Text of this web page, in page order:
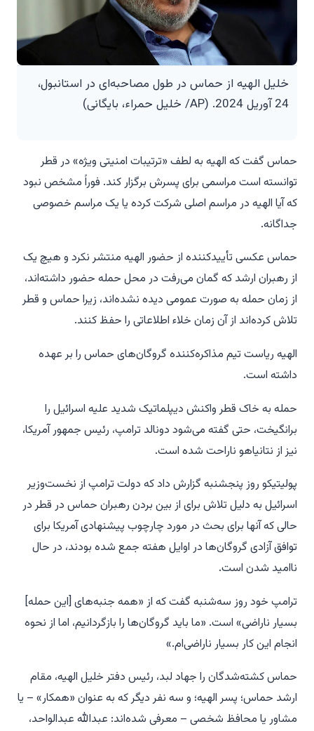
خلیل الهیه از حماس در طول مصاحبه‌ای در استانبول،
24 آوریل 2024. (AP/ خلیل حمراء، بایگانی)
حماس گفت که الهیه به لطف «ترتیبات امنیتی ویژه» در قطر
توانسته است مراسمی برای پسرش برگزار کند. فوراً مشخص نبود
که آیا الهیه در مراسم اصلی شرکت کرده یا یک مراسم خصوصی
جداگانه.
حماس عکسی تأییدکننده از حضور الهیه منتشر نکرد و هیچ یک
از رهبران ارشد که گمان می‌رفت در محل حمله حضور داشته‌اند،
از زمان حمله به صورت عمومی دیده نشده‌اند، زیرا حماس و قطر
تلاش کرده‌اند از آن زمان خلاء اطلاعاتی را حفظ کنند.
الهیه ریاست تیم مذاکره‌کننده گروگان‌های حماس را بر عهده
داشته است.
حمله به خاک قطر واکنش دیپلماتیک شدید علیه اسرائیل را
برانگیخت، حتی گفته می‌شود دونالد ترامپ، رئیس جمهور آمریکا،
نیز از نتانیاهو ناراحت شده است.
پولیتیکو روز پنجشنبه گزارش داد که دولت ترامپ از نخست‌وزیر
اسرائیل به دلیل تلاش برای از بین بردن رهبران حماس در قطر در
حالی که آنها برای بحث در مورد چارچوب پیشنهادی آمریکا برای
توافق آزادی گروگان‌ها در اوایل هفته جمع شده بودند، در حال
ناامید شدن است.
ترامپ خود روز سه‌شنبه گفت که از «همه جنبه‌های [این حمله]
بسیار ناراضی» است. «ما باید گروگان‌ها را بازگردانیم، اما از نحوه
انجام این کار بسیار ناراضی‌ام.»
حماس کشته‌شدگان را جهاد لبد، رئیس دفتر خلیل الهیه، مقام
ارشد حماس؛ پسر الهیه؛ و سه نفر دیگر که به عنوان «همکار» – یا
مشاور یا محافظ شخصی – معرفی شده‌اند: عبدالله عبدالواحد،